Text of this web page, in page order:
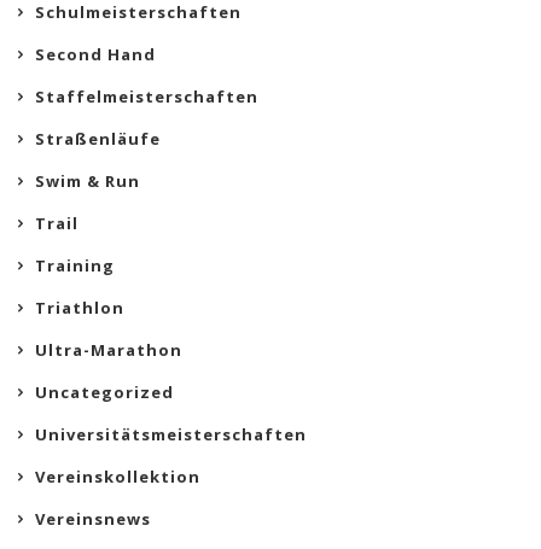
Schulmeisterschaften
Second Hand
Staffelmeisterschaften
Straßenläufe
Swim & Run
Trail
Training
Triathlon
Ultra-Marathon
Uncategorized
Universitätsmeisterschaften
Vereinskollektion
Vereinsnews